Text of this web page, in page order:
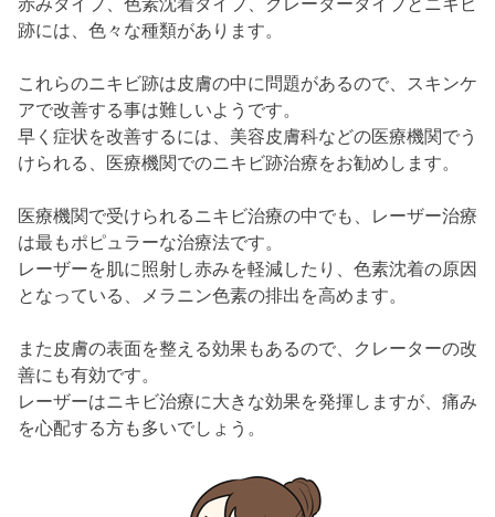
赤みタイプ、色素沈着タイプ、クレータータイプとニキビ
跡には、色々な種類があります。
これらのニキビ跡は皮膚の中に問題があるので、スキンケ
アで改善する事は難しいようです。
早く症状を改善するには、美容皮膚科などの医療機関でう
けられる、医療機関でのニキビ跡治療をお勧めします。
医療機関で受けられるニキビ治療の中でも、レーザー治療
は最もポピュラーな治療法です。
レーザーを肌に照射し赤みを軽減したり、色素沈着の原因
となっている、メラニン色素の排出を高めます。
また皮膚の表面を整える効果もあるので、クレーターの改
善にも有効です。
レーザーはニキビ治療に大きな効果を発揮しますが、痛み
を心配する方も多いでしょう。